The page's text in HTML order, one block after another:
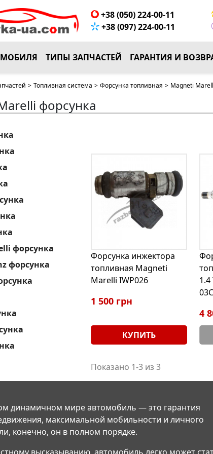
+38 (050) 224-00-11
+38 (097) 224-00-11
ТИПЫ ЗАПЧАСТЕЙ ГАРАНТИЯ И
> Топливная система > Форсунка топливная > Magneti
форсунка
форсунка
форсунка
Форсунка инжектора
топливная Magneti
Marelli IWP026
1 500 грн
КУПИТЬ
1.4
4
Показано 1-3 из 3
динамичном мире автомобиль — это гарантия
максимальной мобильности и личного
конечно, он в полном порядке.